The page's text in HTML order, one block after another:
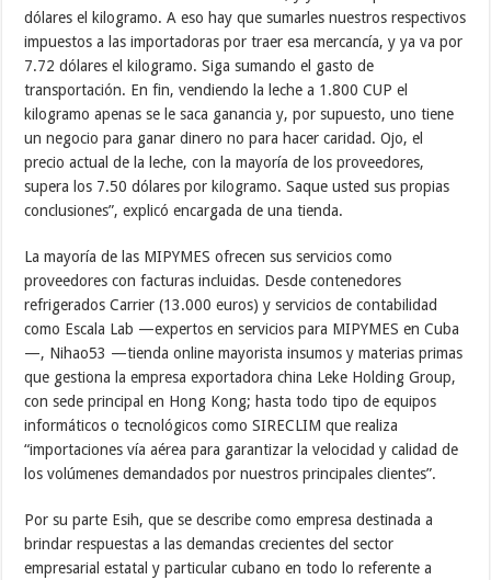
dólares el kilogramo. A eso hay que sumarles nuestros respectivos
impuestos a las importadoras por traer esa mercancía, y ya va por
7.72 dólares el kilogramo. Siga sumando el gasto de
transportación. En fin, vendiendo la leche a 1.800 CUP el
kilogramo apenas se le saca ganancia y, por supuesto, uno tiene
un negocio para ganar dinero no para hacer caridad. Ojo, el
precio actual de la leche, con la mayoría de los proveedores,
supera los 7.50 dólares por kilogramo. Saque usted sus propias
conclusiones”, explicó encargada de una tienda.
La mayoría de las MIPYMES ofrecen sus servicios como
proveedores con facturas incluidas. Desde contenedores
refrigerados Carrier (13.000 euros) y servicios de contabilidad
como Escala Lab —expertos en servicios para MIPYMES en Cuba
—, Nihao53 —tienda online mayorista insumos y materias primas
que gestiona la empresa exportadora china Leke Holding Group,
con sede principal en Hong Kong; hasta todo tipo de equipos
informáticos o tecnológicos como SIRECLIM que realiza
“importaciones vía aérea para garantizar la velocidad y calidad de
los volúmenes demandados por nuestros principales clientes”.
Por su parte Esih, que se describe como empresa destinada a
brindar respuestas a las demandas crecientes del sector
empresarial estatal y particular cubano en todo lo referente a